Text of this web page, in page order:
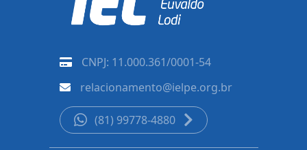
CNPJ: 11.000.361/0001-54
relacionamento@ielpe.org.br
(81) 99778-4880